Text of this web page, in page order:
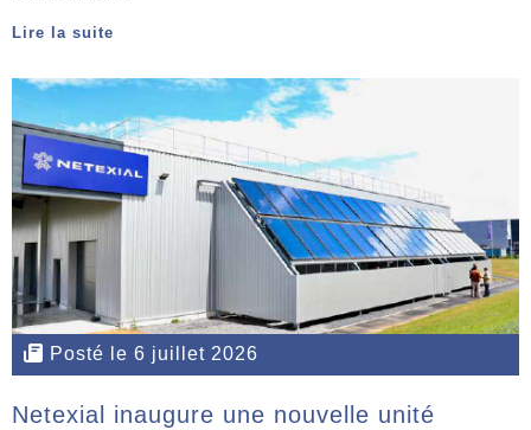
Lire la suite
Posté le 6 juillet 2026
Netexial inaugure une nouvelle unité